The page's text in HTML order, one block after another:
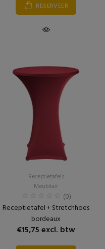
RESERVEER
Receptietafels
Meubilair
(0)
Receptietafel + Stretchhoes
bordeaux
€15,75 excl. btw